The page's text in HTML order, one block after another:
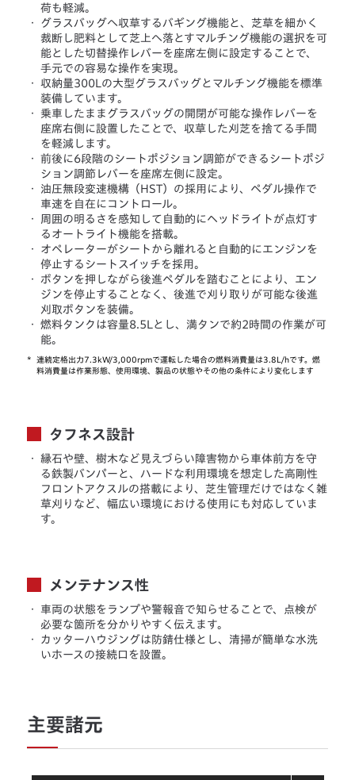
荷も軽減。
・
グラスバッグへ収草するバギング機能と、芝草を細かく
裁断し肥料として芝上へ落とすマルチング機能の選択を可
能とした切替操作レバーを座席左側に設定することで、
手元での容易な操作を実現。
・
収納量300Lの大型グラスバッグとマルチング機能を標準
装備しています。
・
乗車したままグラスバッグの開閉が可能な操作レバーを
座席右側に設置したことで、収草した刈芝を捨てる手間
を軽減します。
・
前後に6段階のシートポジション調節ができるシートポジ
ション調節レバーを座席左側に設定。
・
油圧無段変速機構（HST）の採用により、ペダル操作で
車速を自在にコントロール。
・
周囲の明るさを感知して自動的にヘッドライトが点灯す
るオートライト機能を搭載。
・
オペレーターがシートから離れると自動的にエンジンを
停止するシートスイッチを採用。
・
ボタンを押しながら後進ペダルを踏むことにより、エン
ジンを停止することなく、後進で刈り取りが可能な後進
刈取ボタンを装備。
・
燃料タンクは容量8.5Lとし、満タンで約2時間の作業が可
能。
*
連続定格出力7.3kW/3,000rpmで運転した場合の燃料消費量は3.8L/hです。燃
料消費量は作業形態、使用環境、製品の状態やその他の条件により変化します
タフネス設計
・
縁石や壁、樹木など見えづらい障害物から車体前方を守
る鉄製バンパーと、ハードな利用環境を想定した高剛性
フロントアクスルの搭載により、芝生管理だけではなく雑
草刈りなど、幅広い環境における使用にも対応していま
す。
メンテナンス性
・
車両の状態をランプや警報音で知らせることで、点検が
必要な箇所を分かりやすく伝えます。
・
カッターハウジングは防錆仕様とし、清掃が簡単な水洗
いホースの接続口を設置。
主要諸元